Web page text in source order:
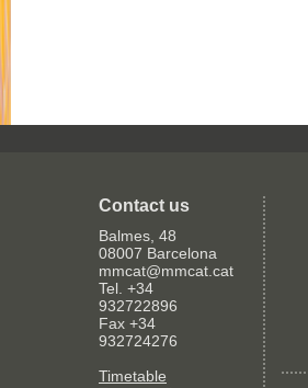
Contact us
Balmes, 48
08007 Barcelona
mmcat@mmcat.cat
Tel. +34
932722896
Fax +34
932724276
Timetable